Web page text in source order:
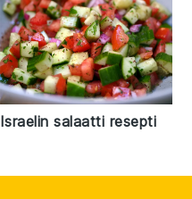
Israelin salaatti resepti